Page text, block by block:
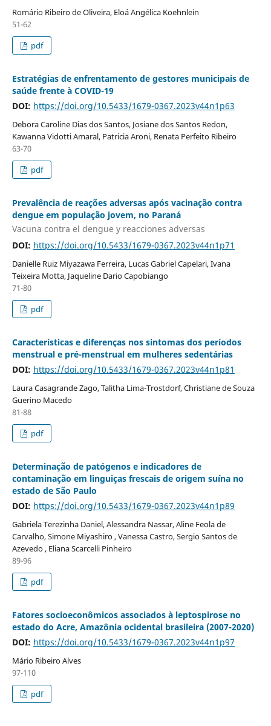
Romário Ribeiro de Oliveira, Eloá Angélica Koehnlein
51-62
pdf
Estratégias de enfrentamento de gestores municipais de
saúde frente à COVID-19
DOI: https://doi.org/10.5433/1679-0367.2023v44n1p63
Debora Caroline Dias dos Santos, Josiane dos Santos Redon,
Kawanna Vidotti Amaral, Patricia Aroni, Renata Perfeito Ribeiro
63-70
pdf
Prevalência de reações adversas após vacinação contra
dengue em população jovem, no Paraná
Vacuna contra el dengue y reacciones adversas
DOI: https://doi.org/10.5433/1679-0367.2023v44n1p71
Danielle Ruiz Miyazawa Ferreira, Lucas Gabriel Capelari, Ivana
Teixeira Motta, Jaqueline Dario Capobiango
71-80
pdf
Características e diferenças nos sintomas dos períodos
menstrual e pré-menstrual em mulheres sedentárias
DOI: https://doi.org/10.5433/1679-0367.2023v44n1p81
Laura Casagrande Zago, Talitha Lima-Trostdorf, Christiane de Souza
Guerino Macedo
81-88
pdf
Determinação de patógenos e indicadores de
contaminação em linguiças frescais de origem suína no
estado de São Paulo
DOI: https://doi.org/10.5433/1679-0367.2023v44n1p89
Gabriela Terezinha Daniel, Alessandra Nassar, Aline Feola de
Carvalho, Simone Miyashiro , Vanessa Castro, Sergio Santos de
Azevedo , Eliana Scarcelli Pinheiro
89-96
pdf
Fatores socioeconômicos associados à leptospirose no
estado do Acre, Amazônia ocidental brasileira (2007-2020)
DOI: https://doi.org/10.5433/1679-0367.2023v44n1p97
Mário Ribeiro Alves
97-110
pdf